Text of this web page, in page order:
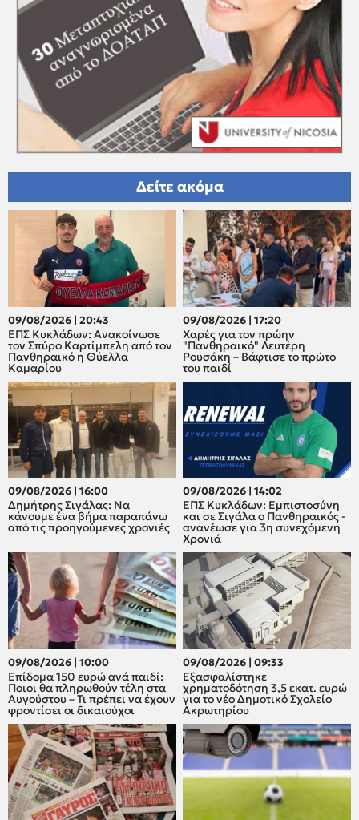
Δείτε ακόμα
09/08/2026 | 20:43
ΕΠΣ Κυκλάδων: Ανακοίνωσε
τον Σπύρο Καρτίμπελη από τον
Πανθηραικό η Θύελλα
Καμαρίου
09/08/2026 | 17:20
Xαρές για τον πρώην
"Πανθηραικό" Λευτέρη
Ρουσάκη – Βάφτισε το πρώτο
του παιδί
09/08/2026 | 16:00
Δημήτρης Σιγάλας: Να
κάνουμε ένα βήμα παραπάνω
από τις προηγούμενες χρονιές
09/08/2026 | 14:02
ΕΠΣ Κυκλάδων: Εμπιστοσύνη
και σε Σιγάλα ο Πανθηραικός -
ανανέωσε για 3η συνεχόμενη
Χρονιά
09/08/2026 | 10:00
Επίδομα 150 ευρώ ανά παιδί:
Ποιοι θα πληρωθούν τέλη στα
Αυγούστου – Τι πρέπει να έχουν
φροντίσει οι δικαιούχοι
09/08/2026 | 09:33
Εξασφαλίστηκε
χρηματοδότηση 3,5 εκατ. ευρώ
για το νέο Δημοτικό Σχολείο
Ακρωτηρίου